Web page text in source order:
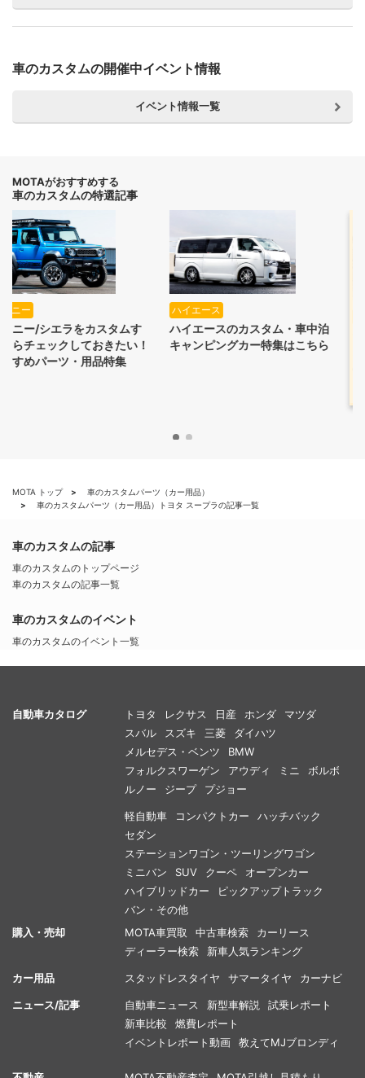
車のカスタムの開催中イベント情報
イベント情報一覧
MOTAがおすすめする
車のカスタムの特選記事
ハイエース
ハイエースのカスタム・車中泊
キャンピングカー特集はこちら
キャンピングカー
デザイン性に優れたハイエー
スのバンコンを作るADDSET
MOTA トップ
車のカスタムパーツ（カー用品）
車のカスタムパーツ（カー用品）トヨタ スープラの記事一覧
車のカスタムの記事
車のカスタムのトップページ
車のカスタムの記事一覧
車のカスタムのイベント
車のカスタムのイベント一覧
自動車カタログ トヨタ レクサス 日産 ホンダ
マツダ
スバル
スズキ 三菱
ダイハツ
メルセデス・ベンツ
BMW
フォルクスワーゲン
アウディ ミニ
ボルボ
ルノー
ジープ プジョー
軽自動車 コンパクトカー
ハッチバック
セダン
ステーションワゴン・ツーリングワゴン
ミニバン
SUV クーペ
オープンカー
ハイブリッドカー
ピックアップトラック
バン・その他
購入・売却
MOTA車買取 中古車検索
カーリース
ディーラー検索
新車人気ランキング
カー用品 スタッドレスタイヤ サマータイヤ カーナビ
ニュース/記事 自動車ニュース 新型車解説
試乗レポート
新車比較
燃費レポート
イベントレポート動画
教えてMJブロンディ